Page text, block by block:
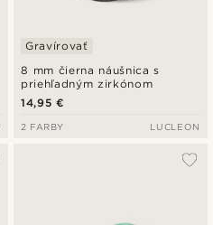
8 mm čierna náušnica s
priehľadným zirkónom
Gravírovať
14,95 €
2 FARBY LUCLEON